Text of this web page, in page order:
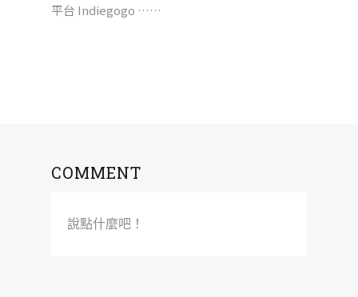
平台 Indiegogo ……
COMMENT
說點什麼吧！